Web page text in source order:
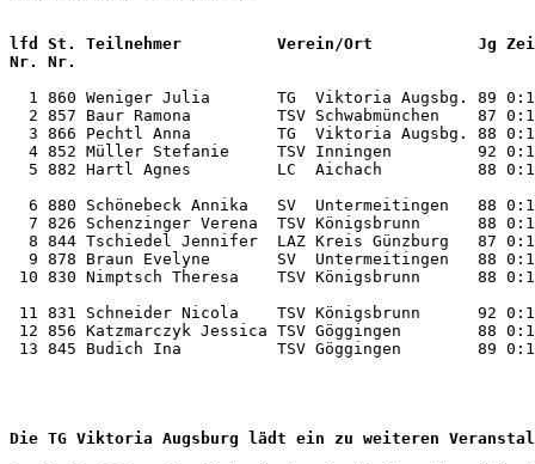
lfd St. Teilnehmer          Verein/Ort           Jg
1 860 Weniger Julia       TG  Viktoria Augsbg. 89
2 857 Baur Ramona         TSV Schwabmünchen    87
3 866 Pechtl Anna         TG  Viktoria Augsbg. 88
4 852 Müller Stefanie     TSV Inningen         92
5 882 Hartl Agnes         LC  Aichach          88
6 880 Schönebeck Annika   SV  Untermeitingen   88
7 826 Schenzinger Verena  TSV Königsbrunn      88
8 844 Tschiedel Jennifer  LAZ Kreis Günzburg   87
9 878 Braun Evelyne       SV  Untermeitingen   88
10 830 Nimptsch Theresa    TSV Königsbrunn      88
11 831 Schneider Nicola    TSV Königsbrunn      92
12 856 Katzmarczyk Jessica TSV Göggingen        88
13 845 Budich Ina          TSV Göggingen        89
Die TG Viktoria Augsburg lädt ein zu weiteren